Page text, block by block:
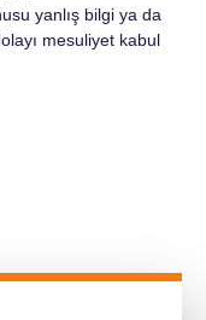
yanlış bilgi ya da
mesuliyet kabul